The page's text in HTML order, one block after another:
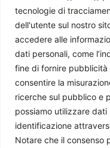
tecnologie di
dell'utente sul nostro
accedere alle
dati personali, come
fine di fornire
consentire la
ricerche sul pubblico e
possiamo utilizzare
identificazione
Notare che il consenso